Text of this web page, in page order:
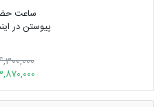
ساعت
پیوستن در
4,300,000
3,870,000